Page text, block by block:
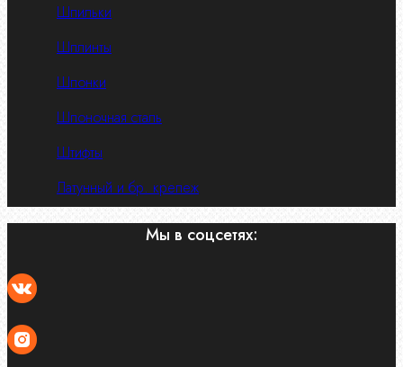
Шпильки
Шплинты
Шпонки
Шпоночная сталь
Штифты
Латунный и бр. крепеж
Мы в соцсетях: